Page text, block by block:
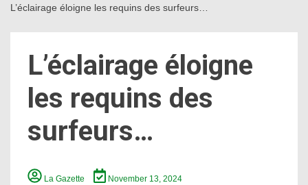
L’éclairage éloigne les requins des surfeurs…
L’éclairage éloigne
les requins des
surfeurs…
La Gazette
November 13, 2024